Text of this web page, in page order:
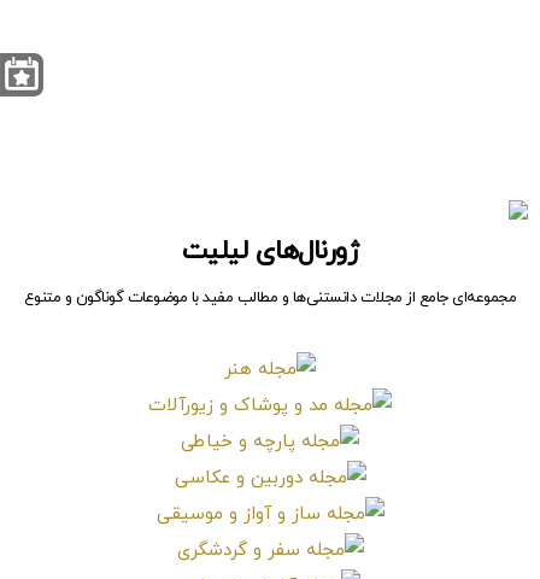
ژورنال‌های لیلیت
مجموعه‌ای جامع از مجلات دانستنی‌ها و مطالب مفید با موضوعات گوناگون و متنوع